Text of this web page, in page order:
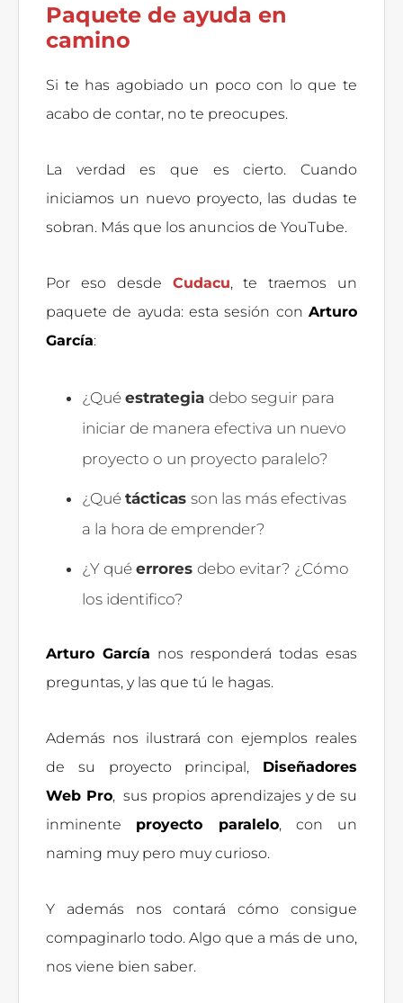
Paquete de ayuda en
camino
Si te has agobiado un poco con lo que te
acabo de contar, no te preocupes.
La verdad es que es cierto. Cuando
iniciamos un nuevo proyecto, las dudas te
sobran. Más que los anuncios de YouTube.
Por eso desde Cudacu, te traemos un
paquete de ayuda: esta sesión con Arturo
García:
¿Qué estrategia debo seguir para
iniciar de manera efectiva un nuevo
proyecto o un proyecto paralelo?
¿Qué tácticas son las más efectivas
a la hora de emprender?
¿Y qué errores debo evitar? ¿Cómo
los identifico?
Arturo García nos responderá todas esas
preguntas, y las que tú le hagas.
Además nos ilustrará con ejemplos reales
de su proyecto principal, Diseñadores
Web Pro, sus propios aprendizajes y de su
inminente proyecto paralelo, con un
naming muy pero muy curioso.
Y además nos contará cómo consigue
compaginarlo todo. Algo que a más de uno,
nos viene bien saber.